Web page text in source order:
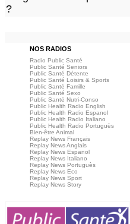
?
NOS RADIOS
Radio Public Santé
Public Santé Seniors
Public Santé Détente
Public Santé Loisirs & Sports
Public Santé Famille
Public Santé Sexo
Public Santé Nutri-Conso
Public Health Radio English
Public Health Radio Espanol
Public Health Radio Italiano
Public Health Radio Portuguès
Bien-être Animal
Replay News Français
Replay News Anglais
Replay News Espanol
Replay News Italiano
Replay News Portuguès
Replay News Eco
Replay News Sport
Replay News Story